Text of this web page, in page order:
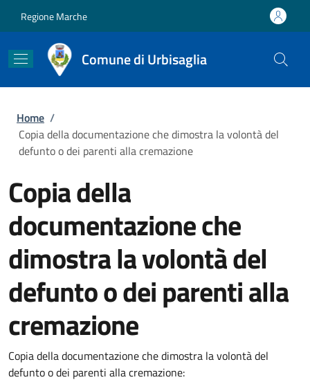
Regione Marche
Comune di Urbisaglia
Briciole di pane
Home /
Copia della documentazione che dimostra la volontà del
defunto o dei parenti alla cremazione
Copia della
documentazione che
dimostra la volontà del
defunto o dei parenti alla
cremazione
Copia della documentazione che dimostra la volontà del
defunto o dei parenti alla cremazione: